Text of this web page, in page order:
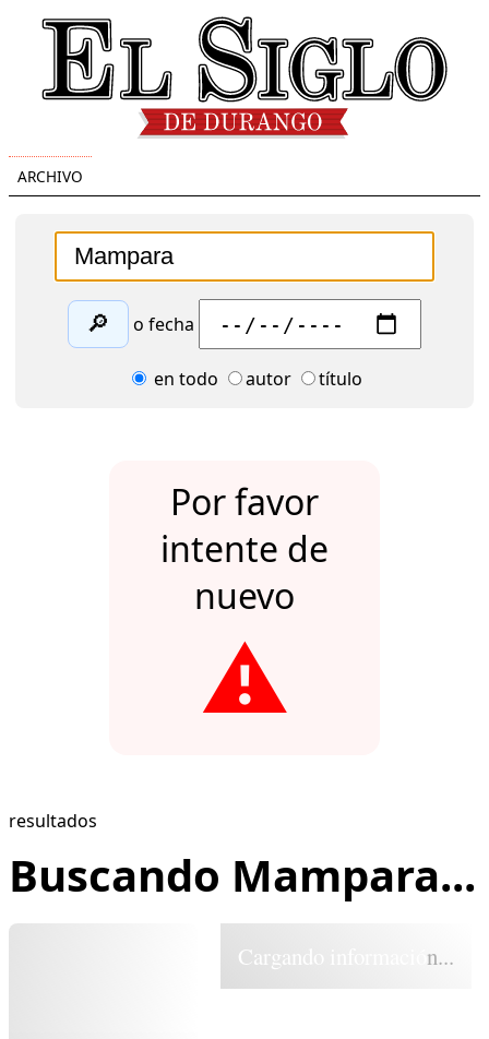
ARCHIVO
🔎 o fecha
en todo autor título
Por favor
intente de
nuevo
⚠️
resultados
Buscando Mampara...
Cargando información...